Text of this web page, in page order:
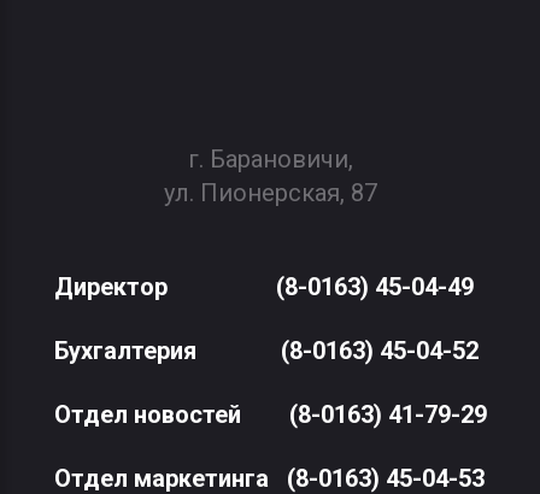
г. Барановичи,
ул. Пионерская, 87
Директор (8-0163) 45-04-49
Бухгалтерия (8-0163) 45-04-52
Отдел новостей (8-0163) 41-79-29
Отдел маркетинга (8-0163) 45-04-53